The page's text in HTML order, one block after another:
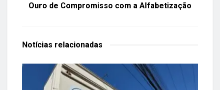
Ouro de Compromisso com a Alfabetização
Notícias relacionadas